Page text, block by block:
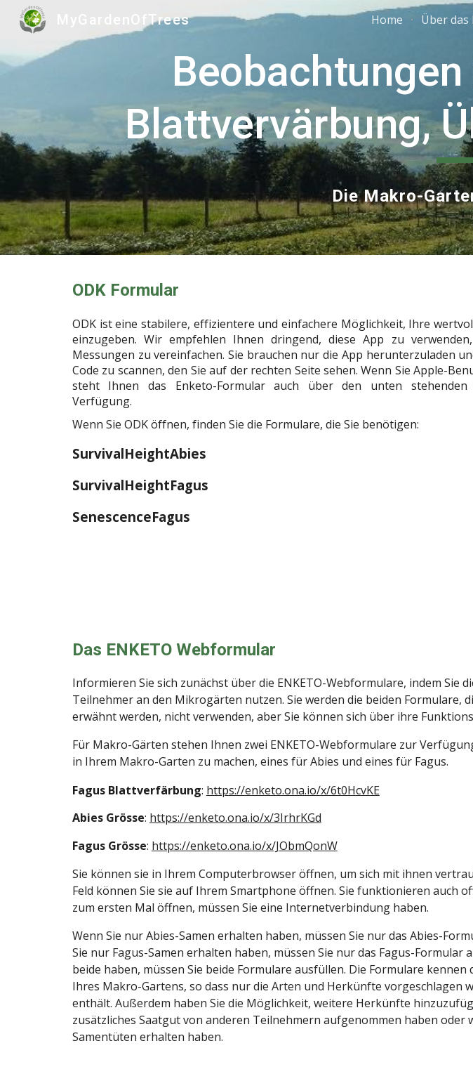
Skip to main content
MyGardenOfTrees Home Über
Blattvervärbung,
Die Makro-
ODK Formular
ODK ist eine stabilere, effizientere und einfachere Möglichkeit, Ihre
einzugeben. Wir empfehlen Ihnen dringend, diese App zu
Messungen zu vereinfachen. Sie brauchen nur die App herunterzuladen
Code zu scannen, den Sie auf der rechten Seite sehen. Wenn Sie Apple-
steht Ihnen das Enketo-Formular auch über den unten
Verfügung.
Wenn Sie ODK öffnen, finden Sie die Formulare, die Sie benötigen:
SurvivalHeightAbies
SurvivalHeightFagus
SenescenceFagus
Das ENKETO Webformular
Informieren Sie sich zunächst über die ENKETO-Webformulare, indem Sie
Teilnehmer an den Mikrogärten nutzen. Sie werden die beiden Formulare,
erwähnt werden, nicht verwenden, aber Sie können sich über ihre
Für Makro-Gärten stehen Ihnen zwei ENKETO-Webformulare zur
in Ihrem Makro-Garten zu machen, eines für Abies und eines für Fagus.
Fagus Blattverfärbung: https://enketo.ona.io/x/6t0HcvKE
Abies Grösse: https://enketo.ona.io/x/3IrhrKGd
Fagus Grösse: https://enketo.ona.io/x/JObmQonW
Sie können sie in Ihrem Computerbrowser öffnen, um sich mit ihnen
Feld können Sie sie auf Ihrem Smartphone öffnen. Sie funktionieren auch
zum ersten Mal öffnen, müssen Sie eine Internetverbindung haben.
Wenn Sie nur Abies-Samen erhalten haben, müssen Sie nur das Abies-
Sie nur Fagus-Samen erhalten haben, müssen Sie nur das Fagus-Formular
beide haben, müssen Sie beide Formulare ausfüllen. Die Formulare kennen
Ihres Makro-Gartens, so dass nur die Arten und Herkünfte vorgeschlagen
enthält. Außerdem haben Sie die Möglichkeit, weitere Herkünfte
zusätzliches Saatgut von anderen Teilnehmern aufgenommen haben oder
Samentüten erhalten haben.